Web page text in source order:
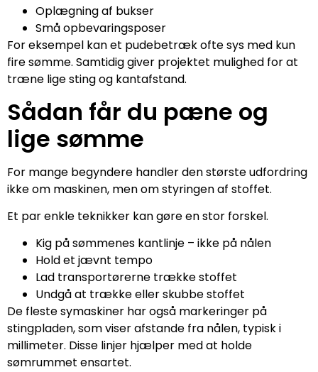
Oplægning af bukser
Små opbevaringsposer
For eksempel kan et pudebetræk ofte sys med kun
fire sømme. Samtidig giver projektet mulighed for at
træne lige sting og kantafstand.
Sådan får du pæne og
lige sømme
For mange begyndere handler den største udfordring
ikke om maskinen, men om styringen af stoffet.
Et par enkle teknikker kan gøre en stor forskel.
Kig på sømmenes kantlinje – ikke på nålen
Hold et jævnt tempo
Lad transportørerne trække stoffet
Undgå at trække eller skubbe stoffet
De fleste symaskiner har også markeringer på
stingpladen, som viser afstande fra nålen, typisk i
millimeter. Disse linjer hjælper med at holde
sømrummet ensartet.